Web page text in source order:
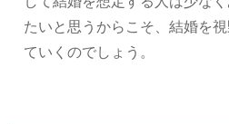
たいと思うからこそ、結婚を
ていくのでしょう。